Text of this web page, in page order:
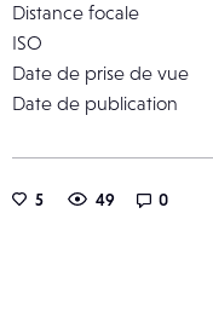
Distance focale
ISO
Date de prise de vue
Date de publication
5 49 0